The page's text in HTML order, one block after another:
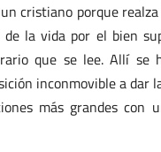
cristiano porque
la vida por el bien
que se lee. Allí se
inconmovible a dar
más grandes con